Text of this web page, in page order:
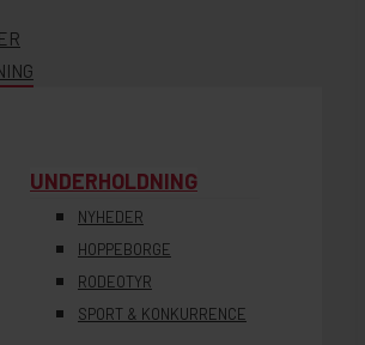
UNDERHOLDNING
NYHEDER
HOPPEBORGE
RODEOTYR
SPORT & KONKURRENCE